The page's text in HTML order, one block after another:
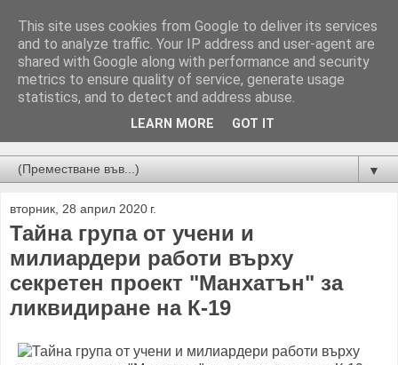
Новини от Бургас, страната и света!
▼
вторник, 28 април 2020 г.
Тайна група от учени и
милиардери работи върху
секретен проект "Манхатън" за
ликвидиране на К-19
This site uses cookies from Google to deliver its services
and to analyze traffic. Your IP address and user-agent are
shared with Google along with performance and security
metrics to ensure quality of service, generate usage
statistics, and to detect and address abuse.
LEARN MORE GOT IT